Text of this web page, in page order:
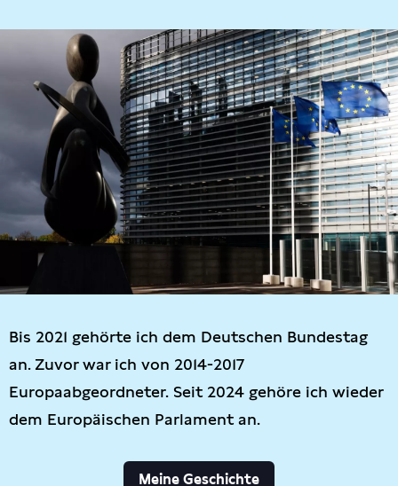
Bis 2021 gehörte ich dem Deutschen Bundestag
an. Zuvor war ich von 2014-2017
Europaabgeordneter. Seit 2024 gehöre ich wieder
dem Europäischen Parlament an.
Meine Geschichte